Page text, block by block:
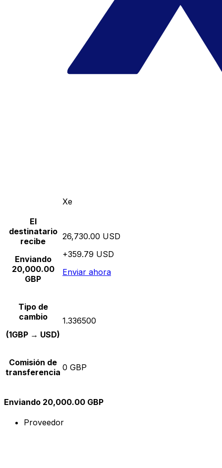
Xe
El
destinatario
recibe
Enviando
20,000.00
GBP
26,730.00 USD
+359.79 USD
Enviar ahora
Tipo de
cambio
(1GBP → USD)
1.336500
Comisión de
transferencia 0 GBP
Enviando 20,000.00 GBP
Proveedor